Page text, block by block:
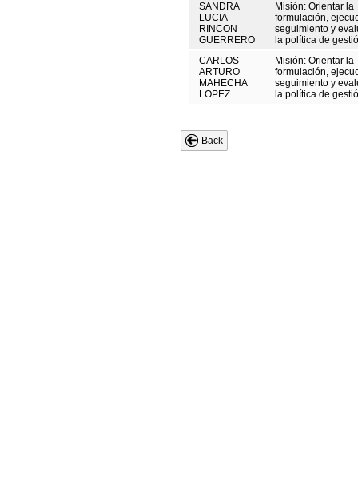
SANDRA
LUCIA
RINCON
GUERRERO
Misión: Orientar la
formulación,
seguimiento y
la política de
CARLOS
ARTURO
MAHECHA
LOPEZ
Misión: Orientar la
formulación,
seguimiento y
la política de
Back